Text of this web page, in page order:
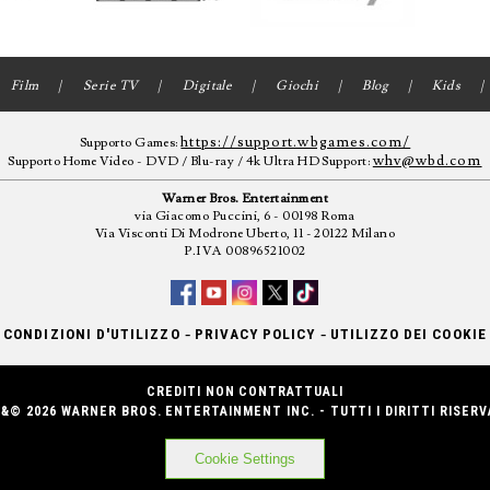
Film Serie TV Digitale Giochi Blog Kids
Supporto Games:https://support.wbgames.com/
Supporto Home Video - DVD / Blu-ray / 4k Ultra HD Support:whv@wbd.com
Warner Bros. Entertainment
via Giacomo Puccini, 6 - 00198 Roma
Via Visconti Di Modrone Uberto, 11 - 20122 Milano
P.IVA 00896521002
CONDIZIONI D'UTILIZZO - PRIVACY POLICY - UTILIZZO DEI COOKIE
CREDITI NON CONTRATTUALI
2026 WARNER BROS. ENTERTAINMENT INC. - TUTTI I DIRITTI
Cookie Settings